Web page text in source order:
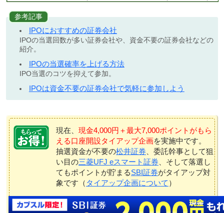
参考記事
IPOにおすすめの証券会社
IPOの当選回数が多い証券会社や、資金不要の証券会社などの
紹介。
IPOの当選確率を上げる方法
IPO当選のコツを抑えて参加。
IPOは資金不要の証券会社で気軽に参加しよう
現在、 現金4,000円＋最大7,000ポイントがもら
える口座開設タイアップ企画を実施中です。
抽選資金が不要の松井証券 、委託幹事として狙
い目の三菱UFJ eスマート証券 、そして落選し
てもポイントが貯まるSBI証券がタイアップ対
象です（ タイアップ企画について ）